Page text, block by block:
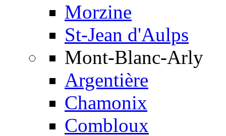
Morzine
St-Jean d'Aulps
Mont-Blanc-Arly
Argentière
Chamonix
Combloux